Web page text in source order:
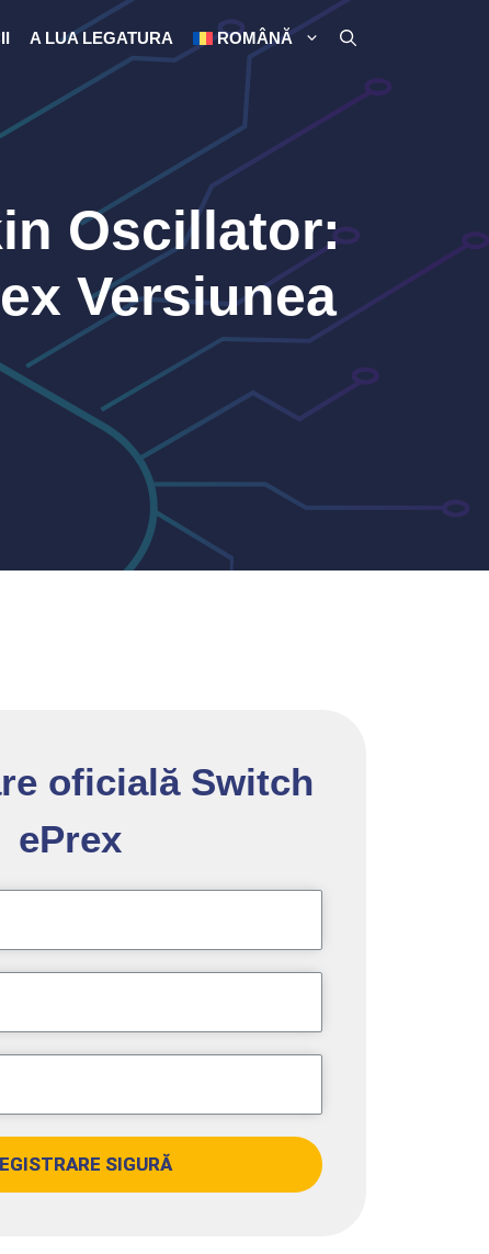
A LUA LEGATURA ROMÂNĂ
Oscillator:
Versiunea
oficială Switch
ePrex
SIGURĂ